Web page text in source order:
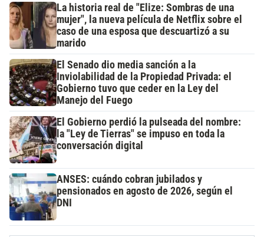
La historia real de "Elize: Sombras de una
mujer", la nueva película de Netflix sobre el
caso de una esposa que descuartizó a su
marido
El Senado dio media sanción a la
Inviolabilidad de la Propiedad Privada: el
Gobierno tuvo que ceder en la Ley del
Manejo del Fuego
El Gobierno perdió la pulseada del nombre:
la "Ley de Tierras" se impuso en toda la
conversación digital
ANSES: cuándo cobran jubilados y
pensionados en agosto de 2026, según el
DNI